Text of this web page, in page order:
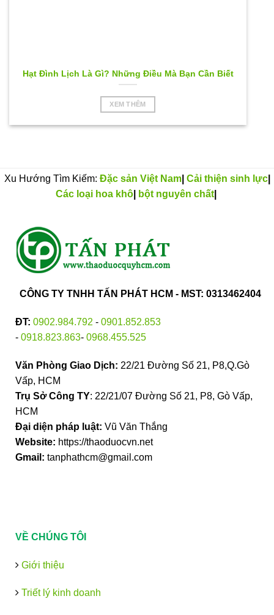
Hạt Đình Lịch Là Gì? Những Điều Mà Bạn Cần Biết
XEM THÊM
Xu Hướng Tìm Kiếm: Đặc sản Việt Nam| Cải thiện sinh lực|
Các loại hoa khô| bột nguyên chất|
CÔNG TY TNHH TẤN PHÁT HCM - MST: 0313462404
ĐT: 0902.984.792 - 0901.852.853
- 0918.823.863- 0968.455.525
Văn Phòng Giao Dịch: 22/21 Đường Số 21, P8,Q.Gò
Vấp, HCM
Trụ Sở Công TY: 22/21/07 Đường Số 21, P8, Gò Vấp,
HCM
Đại diện pháp luật: Vũ Văn Thắng
Website: https://thaoduocvn.net
Gmail: tanphathcm@gmail.com
VỀ CHÚNG TÔI
Giới thiệu
Triết lý kinh doanh